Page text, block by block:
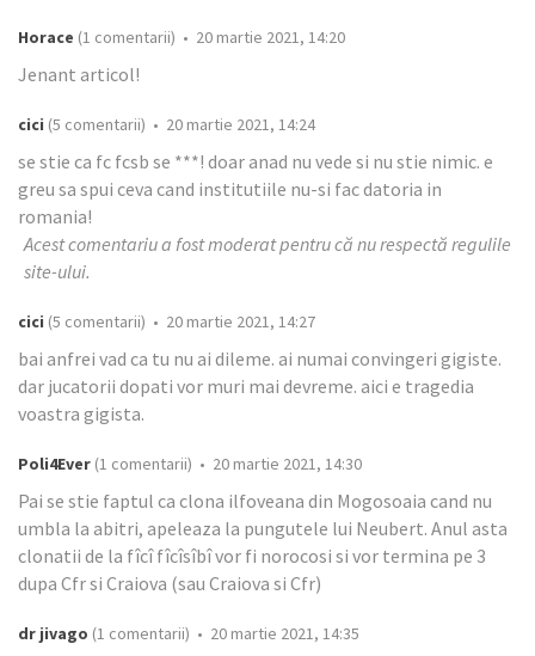
Horace (1 comentarii) • 20 martie 2021, 14:20
Jenant articol!
cici (5 comentarii) • 20 martie 2021, 14:24
se stie ca fc fcsb se ***! doar anad nu vede si nu stie nimic. e
greu sa spui ceva cand institutiile nu-si fac datoria in
romania!
Acest comentariu a fost moderat pentru că nu respectă regulile
site-ului.
cici (5 comentarii) • 20 martie 2021, 14:27
bai anfrei vad ca tu nu ai dileme. ai numai convingeri gigiste.
dar jucatorii dopati vor muri mai devreme. aici e tragedia
voastra gigista.
Poli4Ever (1 comentarii) • 20 martie 2021, 14:30
Pai se stie faptul ca clona ilfoveana din Mogosoaia cand nu
umbla la abitri, apeleaza la pungutele lui Neubert. Anul asta
clonatii de la fîcî fîcîsîbî vor fi norocosi si vor termina pe 3
dupa Cfr si Craiova (sau Craiova si Cfr)
dr jivago (1 comentarii) • 20 martie 2021, 14:35